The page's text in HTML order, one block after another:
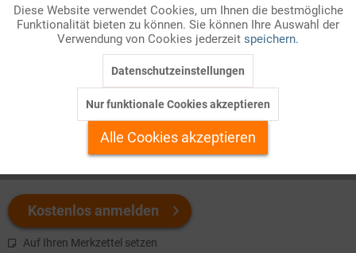
höher, je älter die Patienten sind. Vergleichen Sie, wie sich die
durchschnittlichen Krankheitskosten nach Altersgruppen und
Geschlecht unterscheiden!
Welchen Download brauchen Sie?
s/w-Version
Kostenlos anmelden
Auf Ihren Merkzettel setzen
Marketing Inaktiv
Personalisierung Inaktiv
Service
Diese Website verwendet Cookies, um Ihnen die bestmögliche
Funktionalität bieten zu können. Sie können Ihre Auswahl der
Verwendung von Cookies jederzeit speichern.
Datenschutzeinstellungen
Nur funktionale Cookies akzeptieren
Alle Cookies akzeptieren